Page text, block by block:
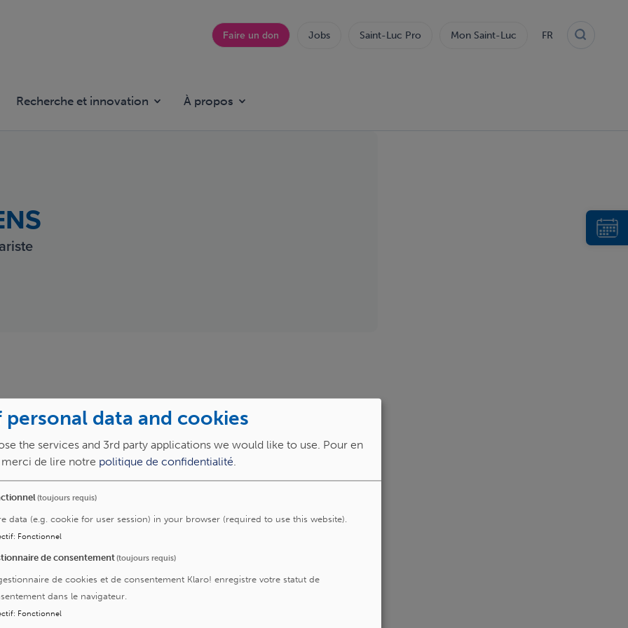
TopFaire un don Jobs Saint-Luc Pro Mon Saint-Luc FR
Recherche et innovation À propos
in vivo
Explorations cardiaques
personal data and cookies
the services and 3rd party applications we would like to use. Pour en
merci de lire notre politique de confidentialité.
(toujours requis)
data (e.g. cookie for user session) in your browser (required to use this website).
: Fonctionnel
de consentement(toujours requis)
de cookies et de consentement Klaro! enregistre votre statut de
dans le navigateur.
: Fonctionnel